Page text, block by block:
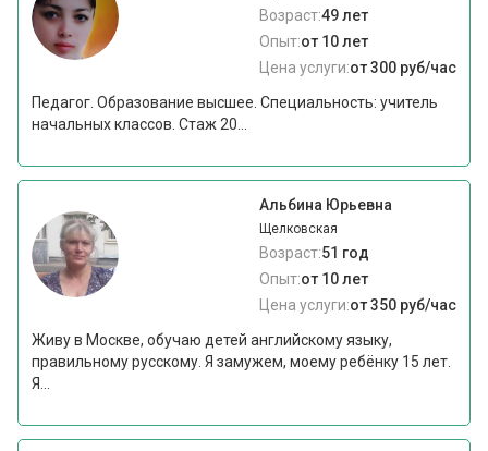
Возраст:49 лет
Опыт:от 10 лет
Цена услуги:от 300 руб/час
Педагог. Образование высшее. Специальность: учитель
начальных классов. Стаж 20...
Альбина Юрьевна
Щелковская
Возраст:51 год
Опыт:от 10 лет
Цена услуги:от 350 руб/час
Живу в Москве, обучаю детей английскому языку,
правильному русскому. Я замужем, моему ребёнку 15 лет.
Я...